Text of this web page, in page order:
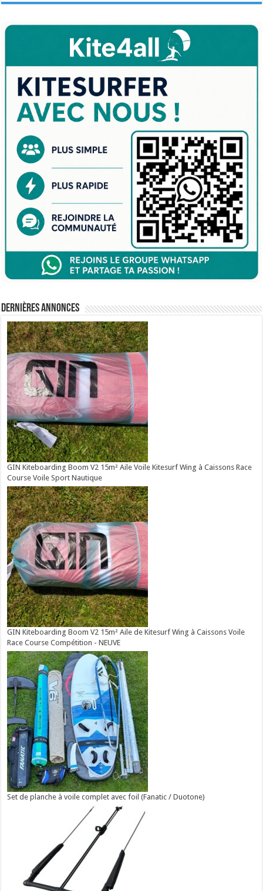
Dernières annonces
GIN Kiteboarding Boom V2 15m² Aile Voile Kitesurf Wing à Caissons Race
Course Voile Sport Nautique
GIN Kiteboarding Boom V2 15m² Aile de Kitesurf Wing à Caissons Voile
Race Course Compétition - NEUVE
Set de planche à voile complet avec foil (Fanatic / Duotone)